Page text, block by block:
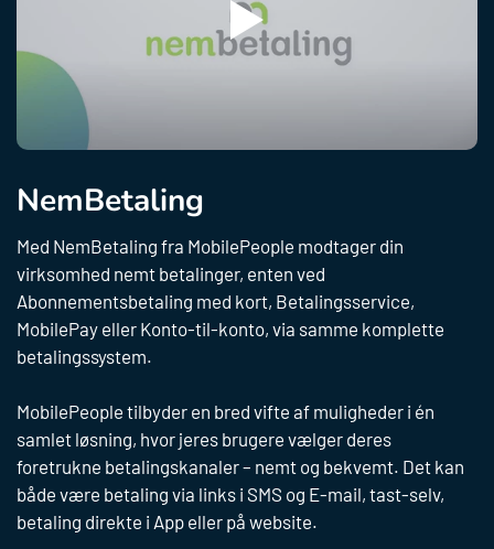
Forside
Løsninger
Abonnements­betaling med kort
MobilePay
eValg
Dataopsamling
Kundecases
Nembetaling
Abonnements­betaling med kort
Dataopsamling
Om MobilePeople
Hvem er vi
NemBetaling
Med NemBetaling fra MobilePeople modtager din
virksomhed nemt betalinger, enten ved
Abonnementsbetaling med kort, Betalingsservice,
MobilePay eller Konto-til-konto, via samme komplette
betalingssystem.
MobilePeople tilbyder en bred vifte af muligheder i én
samlet løsning, hvor jeres brugere vælger deres
foretrukne betalingskanaler – nemt og bekvemt. Det kan
både være betaling via links i SMS og E-mail, tast-selv,
betaling direkte i App eller på website.